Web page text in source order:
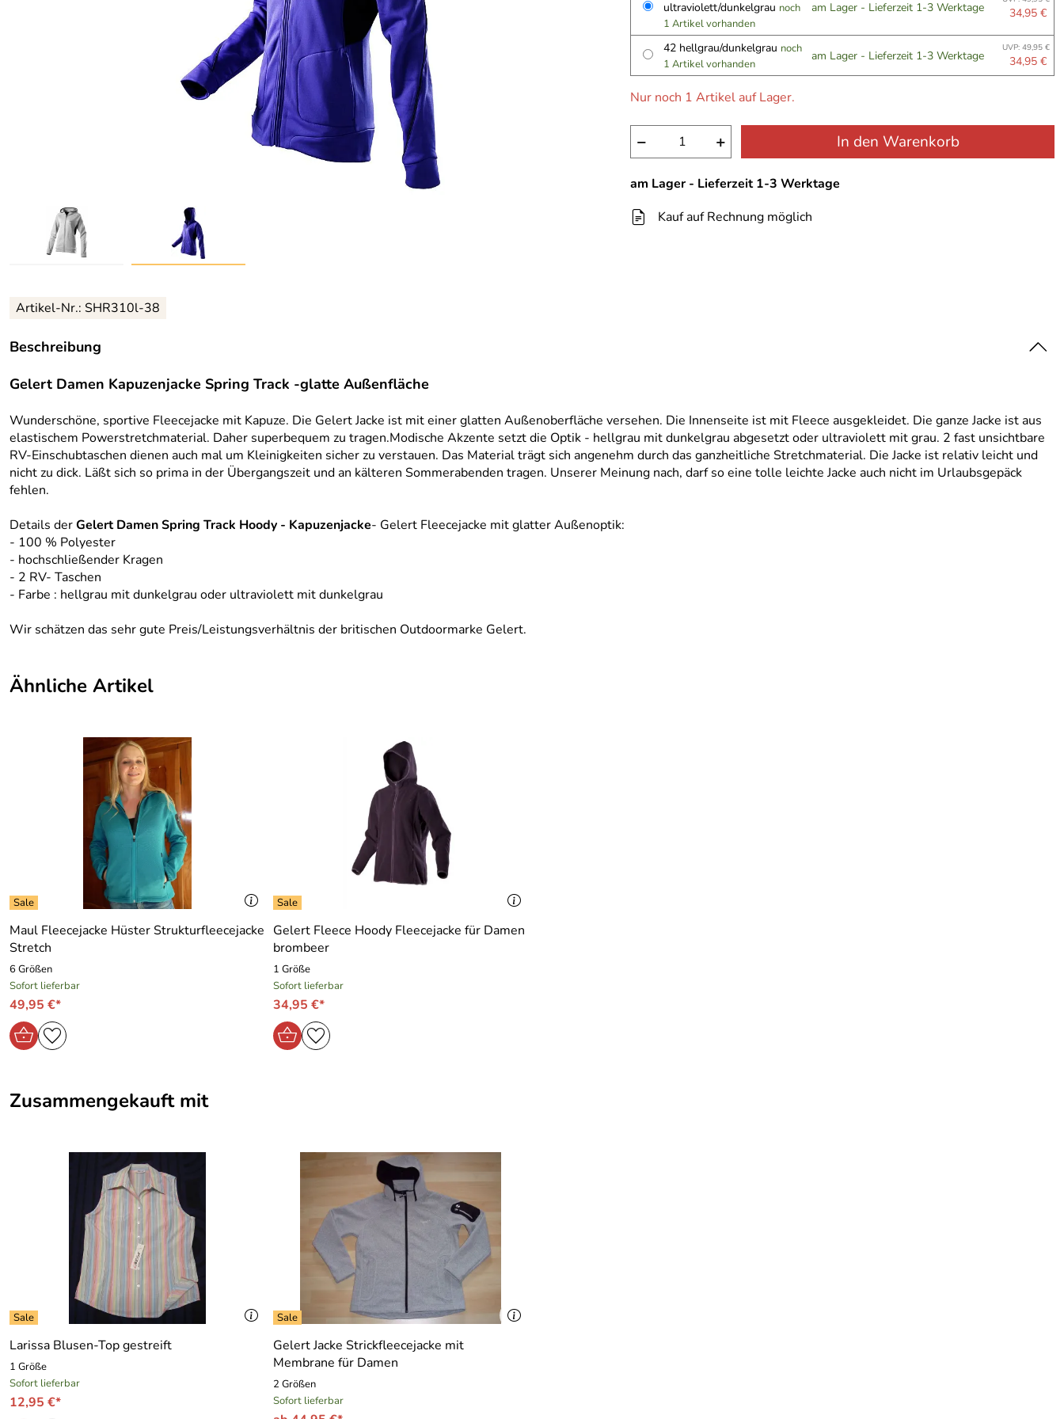
ultraviolett/dunkelgrau noch
1 Artikel vorhanden
am Lager - Lieferzeit 1-3 Werktage 34,95 €
42 hellgrau/dunkelgrau noch
1 Artikel vorhanden
am Lager - Lieferzeit 1-3 Werktage UVP: 49,95 €
34,95 €
Nur noch 1 Artikel auf Lager.
− + In den Warenkorb
am Lager - Lieferzeit 1-3 Werktage
Kauf auf Rechnung möglich
Artikel-Nr.: SHR310l-38
Beschreibung
Gelert Damen Kapuzenjacke Spring Track -glatte Außenfläche
Wunderschöne, sportive Fleecejacke mit Kapuze. Die Gelert Jacke ist mit einer glatten Außenoberfläche versehen. Die Innenseite ist mit Fleece ausgekleidet. Die ganze Jacke ist aus
elastischem Powerstretchmaterial. Daher superbequem zu tragen.Modische Akzente setzt die Optik - hellgrau mit dunkelgrau abgesetzt oder ultraviolett mit grau. 2 fast unsichtbare
RV-Einschubtaschen dienen auch mal um Kleinigkeiten sicher zu verstauen. Das Material trägt sich angenehm durch das ganzheitliche Stretchmaterial. Die Jacke ist relativ leicht und
nicht zu dick. Läßt sich so prima in der Übergangszeit und an kälteren Sommerabenden tragen. Unserer Meinung nach, darf so eine tolle leichte Jacke auch nicht im Urlaubsgepäck
fehlen.
Details derGelert Damen Spring Track Hoody - Kapuzenjacke- Gelert Fleecejacke mit glatter Außenoptik:
- 100 % Polyester
- hochschließender Kragen
- 2 RV- Taschen
- Farbe : hellgrau mit dunkelgrau oder ultraviolett mit dunkelgrau
Wir schätzen das sehr gute Preis/Leistungsverhältnis der britischen Outdoormarke Gelert.
Ähnliche Artikel
Maul Fleecejacke Hüster Strukturfleecejacke
Stretch
6 Größen
Sofort lieferbar
49,95 €*
Gelert Fleece Hoody Fleecejacke für Damen
brombeer
1 Größe
Sofort lieferbar
34,95 €*
Zusammengekauft mit
Larissa Blusen-Top gestreift
1 Größe
Sofort lieferbar
12,95 €*
Gelert Jacke Strickfleecejacke mit
Membrane für Damen
2 Größen
Sofort lieferbar